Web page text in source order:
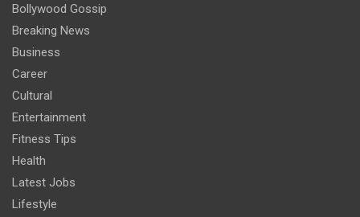
Bollywood Gossip
Breaking News
Business
Career
Cultural
Entertainment
Fitness Tips
Health
Latest Jobs
Lifestyle